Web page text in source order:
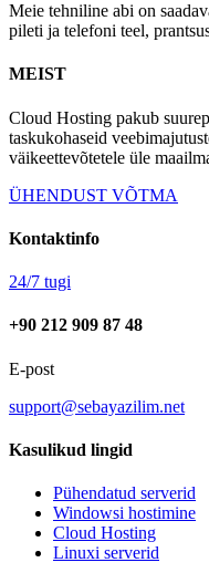
Meie tehniline abi on
pileti ja telefoni teel,
MEIST
Cloud Hosting pakub
taskukohaseid
väikeettevõtetele üle
ÜHENDUST VÕTMA
Kontaktinfo
24/7 tugi
+90 212 909 87 48
E-post
support@sebayazilim.net
Kasulikud lingid
Pühendatud serverid
Windowsi hostimine
Cloud Hosting
Linuxi serverid